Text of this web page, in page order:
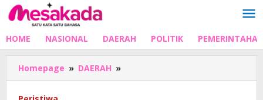
Lewati
ke
HOME NASIONAL DAERAH POLITIK
Homepage » DAERAH »
di